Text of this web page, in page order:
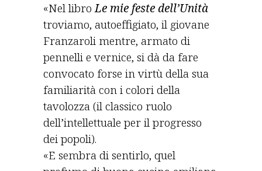
«Nel libroLe mie feste dell’Unità
troviamo, autoeffigiato, il giovane
Franzaroli mentre, armato di
pennelli e vernice, si dà da fare
convocato forse in virtù della sua
familiarità con i colori della
tavolozza (il classico ruolo
dell’intellettuale per il progresso
dei popoli).
«E sembra di sentirlo, quel